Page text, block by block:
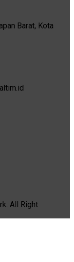
Barat, Kota
All Right